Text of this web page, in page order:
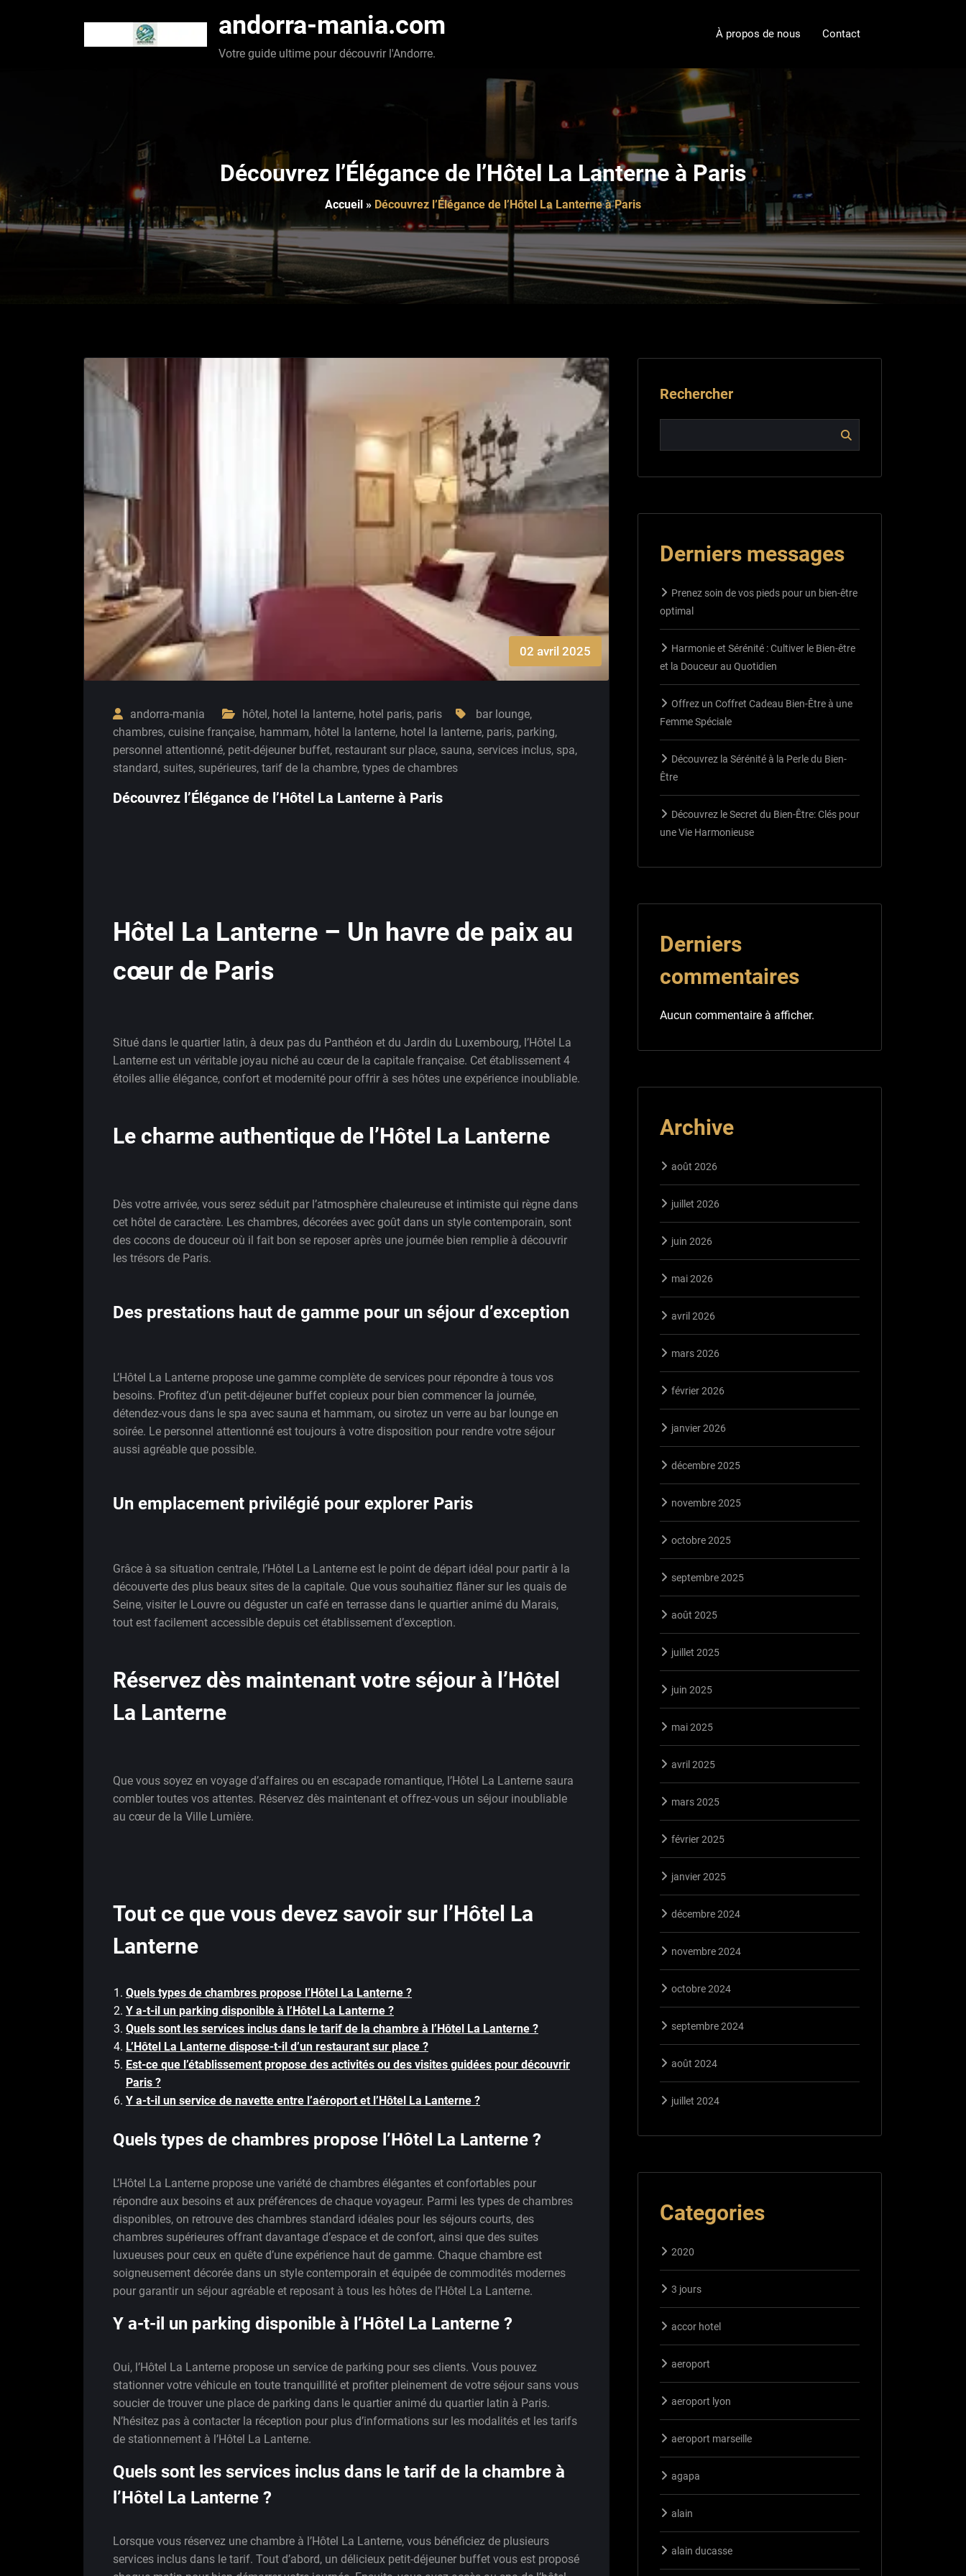
andorra-mania.com
Votre guide ultime pour découvrir l'Andorre.
À propos de nous Contact
Découvrez l’Élégance de l’Hôtel La Lanterne à Paris
Accueil » Découvrez l’Élégance de l’Hôtel La Lanterne à Paris
02 avril 2025
andorra-mania hôtel , hotel la lanterne, hotel paris, paris bar lounge,
chambres, cuisine française, hammam, hôtel la lanterne, hotel la lanterne, paris, parking,
personnel attentionné, petit-déjeuner buffet, restaurant sur place, sauna, services inclus, spa,
standard, suites, supérieures, tarif de la chambre, types de chambres
Découvrez l’Élégance de l’Hôtel La Lanterne à Paris
Hôtel La Lanterne – Un havre de paix au
cœur de Paris
Situé dans le quartier latin, à deux pas du Panthéon et du Jardin du Luxembourg, l’Hôtel La
Lanterne est un véritable joyau niché au cœur de la capitale française. Cet établissement 4
étoiles allie élégance, confort et modernité pour offrir à ses hôtes une expérience inoubliable.
Le charme authentique de l’Hôtel La Lanterne
Dès votre arrivée, vous serez séduit par l’atmosphère chaleureuse et intimiste qui règne dans
cet hôtel de caractère. Les chambres, décorées avec goût dans un style contemporain, sont
des cocons de douceur où il fait bon se reposer après une journée bien remplie à découvrir
les trésors de Paris.
Des prestations haut de gamme pour un séjour d’exception
L’Hôtel La Lanterne propose une gamme complète de services pour répondre à tous vos
besoins. Profitez d’un petit-déjeuner buffet copieux pour bien commencer la journée,
détendez-vous dans le spa avec sauna et hammam, ou sirotez un verre au bar lounge en
soirée. Le personnel attentionné est toujours à votre disposition pour rendre votre séjour
aussi agréable que possible.
Un emplacement privilégié pour explorer Paris
Grâce à sa situation centrale, l’Hôtel La Lanterne est le point de départ idéal pour partir à la
découverte des plus beaux sites de la capitale. Que vous souhaitiez flâner sur les quais de
Seine, visiter le Louvre ou déguster un café en terrasse dans le quartier animé du Marais,
tout est facilement accessible depuis cet établissement d’exception.
Réservez dès maintenant votre séjour à l’Hôtel
La Lanterne
Que vous soyez en voyage d’affaires ou en escapade romantique, l’Hôtel La Lanterne saura
combler toutes vos attentes. Réservez dès maintenant et offrez-vous un séjour inoubliable
au cœur de la Ville Lumière.
Tout ce que vous devez savoir sur l’Hôtel La
Lanterne
Quels types de chambres propose l’Hôtel La Lanterne ?
Y a-t-il un parking disponible à l’Hôtel La Lanterne ?
Quels sont les services inclus dans le tarif de la chambre à l’Hôtel La Lanterne ?
L’Hôtel La Lanterne dispose-t-il d’un restaurant sur place ?
Est-ce que l’établissement propose des activités ou des visites guidées pour découvrir
Paris ?
Y a-t-il un service de navette entre l’aéroport et l’Hôtel La Lanterne ?
Quels types de chambres propose l’Hôtel La Lanterne ?
L’Hôtel La Lanterne propose une variété de chambres élégantes et confortables pour
répondre aux besoins et aux préférences de chaque voyageur. Parmi les types de chambres
disponibles, on retrouve des chambres standard idéales pour les séjours courts, des
chambres supérieures offrant davantage d’espace et de confort, ainsi que des suites
luxueuses pour ceux en quête d’une expérience haut de gamme. Chaque chambre est
soigneusement décorée dans un style contemporain et équipée de commodités modernes
pour garantir un séjour agréable et reposant à tous les hôtes de l’Hôtel La Lanterne.
Y a-t-il un parking disponible à l’Hôtel La Lanterne ?
Oui, l’Hôtel La Lanterne propose un service de parking pour ses clients. Vous pouvez
stationner votre véhicule en toute tranquillité et profiter pleinement de votre séjour sans vous
soucier de trouver une place de parking dans le quartier animé du quartier latin à Paris.
N’hésitez pas à contacter la réception pour plus d’informations sur les modalités et les tarifs
de stationnement à l’Hôtel La Lanterne.
Quels sont les services inclus dans le tarif de la chambre à
l’Hôtel La Lanterne ?
Lorsque vous réservez une chambre à l’Hôtel La Lanterne, vous bénéficiez de plusieurs
services inclus dans le tarif. Tout d’abord, un délicieux petit-déjeuner buffet vous est proposé
Rechercher
Derniers messages
Prenez soin de vos pieds pour un bien-être
optimal
Harmonie et Sérénité : Cultiver le Bien-être
et la Douceur au Quotidien
Offrez un Coffret Cadeau Bien-Être à une
Femme Spéciale
Découvrez la Sérénité à la Perle du Bien-
Être
Découvrez le Secret du Bien-Être: Clés pour
une Vie Harmonieuse
Derniers
commentaires
Aucun commentaire à afficher.
Archive
août 2026
juillet 2026
juin 2026
mai 2026
avril 2026
mars 2026
février 2026
janvier 2026
décembre 2025
novembre 2025
octobre 2025
septembre 2025
août 2025
juillet 2025
juin 2025
mai 2025
avril 2025
mars 2025
février 2025
janvier 2025
décembre 2024
novembre 2024
octobre 2024
septembre 2024
août 2024
juillet 2024
Categories
2020
3 jours
accor hotel
aeroport
aeroport lyon
aeroport marseille
agapa
alain
alain ducasse